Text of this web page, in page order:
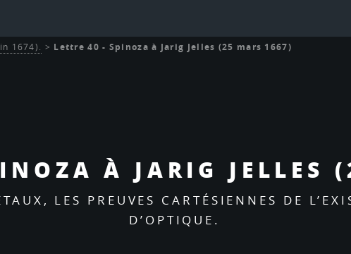
À JARIG JELLES
LES PREUVES CARTÉSIENNES DE
D’OPTIQUE.
1674). > Lettre 40 - Spinoza à Jarig Jelles (25 mars 1667)